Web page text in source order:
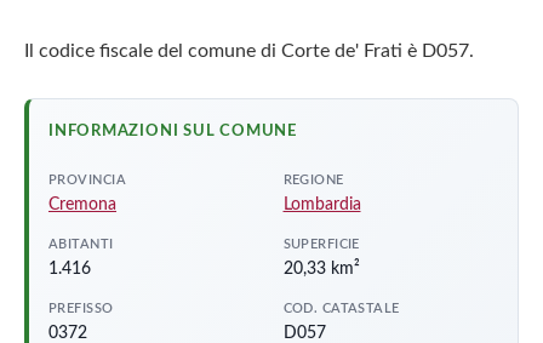
Il codice fiscale del comune di Corte de' Frati è D057.
INFORMAZIONI SUL COMUNE
PROVINCIA
Cremona
REGIONE
Lombardia
ABITANTI
1.416
SUPERFICIE
20,33 km²
PREFISSO
0372
COD. CATASTALE
D057